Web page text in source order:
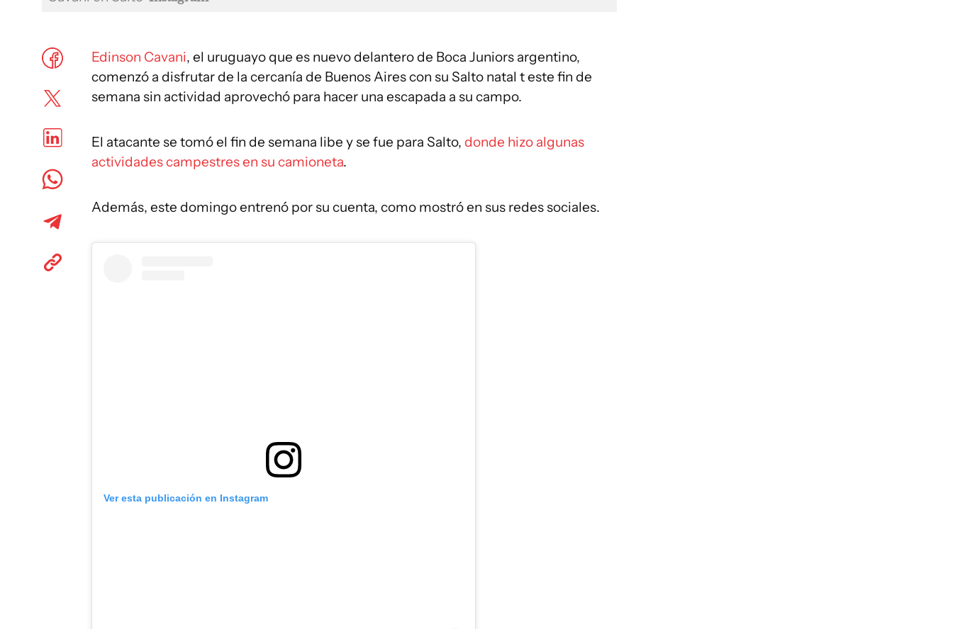
Edinson Cavani, el uruguayo que es nuevo delantero de Boca Juniors argentino,
comenzó a disfrutar de la cercanía de Buenos Aires con su Salto natal t este fin de
semana sin actividad aprovechó para hacer una escapada a su campo.
El atacante se tomó el fin de semana libe y se fue para Salto, donde hizo algunas
actividades campestres en su camioneta.
Además, este domingo entrenó por su cuenta, como mostró en sus redes sociales.
Ver esta publicación en Instagram